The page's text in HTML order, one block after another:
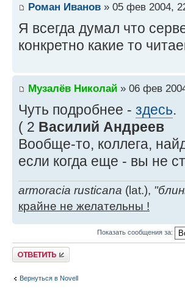
Роман Иванов » 05 фев 2004,
Я всегда думал что
конкретно какие то
Музалёв Николай » 06 фев
Чуть подробнее - здесь.
( 2 Василий Андреев
Вообще-то, коллега,
если когда еще - вы не
armoracia rusticana (lat.),
крайне не желательны !
Показать сообщения за:
Ответить
Вернуться в Novell